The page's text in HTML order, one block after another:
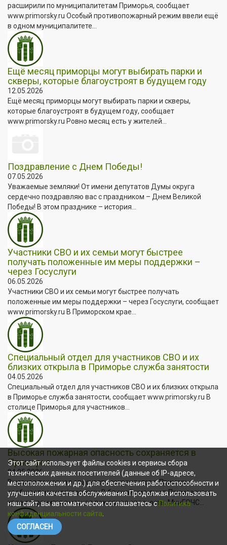
расширили по муниципалитетам Приморья, сообщает
www.primorsky.ru Особый противопожарный режим ввели ещё
в одном муниципалитете...
Ещё месяц приморцы могут выбирать парки и
скверы, которые благоустроят в будущем году
12.05.2026
Ещё месяц приморцы могут выбирать парки и скверы,
которые благоустроят в будущем году, сообщает
www.primorsky.ru Ровно месяц есть у жителей...
Поздравление с Днем Победы!
07.05.2026
Уважаемые земляки! От имени депутатов Думы округа
сердечно поздравляю вас с праздником – Днем Великой
Победы! В этом празднике – история...
Участники СВО и их семьи могут быстрее
получать положенные им меры поддержки –
через Госуслуги
06.05.2026
Участники СВО и их семьи могут быстрее получать
положенные им меры поддержки – через Госуслуги, сообщает
www.primorsky.ru В Приморском крае...
Специальный отдел для участников СВО и их
близких открыла в Приморье служба занятости
04.05.2026
Специальный отдел для участников СВО и их близких открыла
в Приморье служба занятости, сообщает www.primorsky.ru В
столице Приморья для участников...
Высокая пожарная опасность сохраняется в
Приморье
04.05.2026
Высокая пожарная опасность сохраняется в Приморье,
сообщает www.primorsky.ru В ближайшие дни в Приморском
крае сохранится высокая пожарная опасность. МинГОЧС...
Этот сайт использует файлы cookies и сервисы сбора
технических данных посетителей (данные об IP-адресе,
местоположении и др.) для обеспечения работоспособности и
улучшения качества обслуживания.Продолжая использовать
наш сайт, вы автоматически соглашаетесь сПолитика
конфиденциальности сайта
СОГЛАСЕН